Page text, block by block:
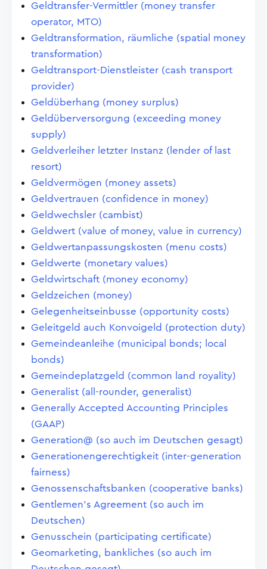
Geldtransfer-Vermittler (money transfer
operator, MTO)
Geldtransformation, räumliche (spatial money
transformation)
Geldtransport-Dienstleister (cash transport
provider)
Geldüberhang (money surplus)
Geldüberversorgung (exceeding money
supply)
Geldverleiher letzter Instanz (lender of last
resort)
Geldvermögen (money assets)
Geldvertrauen (confidence in money)
Geldwechsler (cambist)
Geldwert (value of money, value in currency)
Geldwertanpassungskosten (menu costs)
Geldwerte (monetary values)
Geldwirtschaft (money economy)
Geldzeichen (money)
Gelegenheitseinbusse (opportunity costs)
Geleitgeld auch Konvoigeld (protection duty)
Gemeindeanleihe (municipal bonds; local
bonds)
Gemeindeplatzgeld (common land royality)
Generalist (all-rounder, generalist)
Generally Accepted Accounting Principles
(GAAP)
Generation@ (so auch im Deutschen gesagt)
Generationengerechtigkeit (inter-generation
fairness)
Genossenschaftsbanken (cooperative banks)
Gentlemen's Agreement (so auch im
Deutschen)
Genusschein (participating certificate)
Geomarketing, bankliches (so auch im